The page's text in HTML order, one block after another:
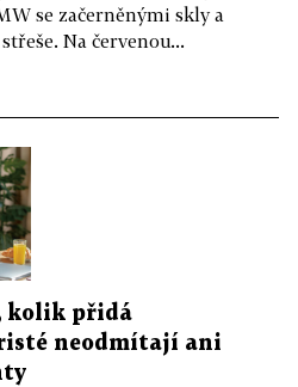
se začerněnými skly a
Na červenou...
kolik přidá
neodmítají ani